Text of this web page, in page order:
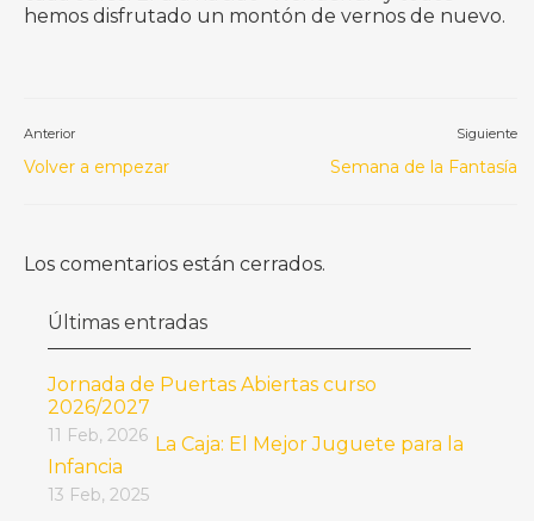
hemos disfrutado un montón de vernos de nuevo.
Anterior
Volver a empezar
Siguiente
Semana de la Fantasía
Los comentarios están cerrados.
Últimas entradas
Jornada de Puertas Abiertas curso
2026/2027
11 Feb, 2026 La Caja: El Mejor Juguete para la
Infancia
13 Feb, 2025